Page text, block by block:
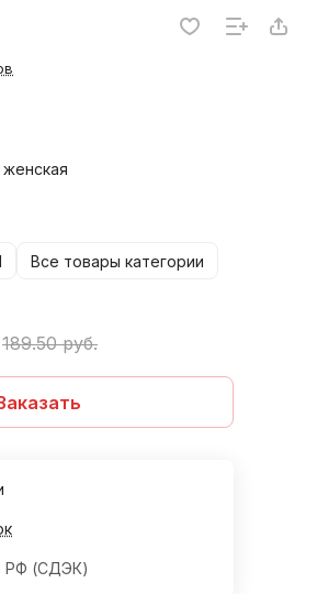
женская
Все товары категории
189.50 руб.
РФ (СДЭК)